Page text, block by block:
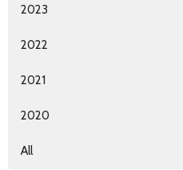
2023
2022
2021
2020
All